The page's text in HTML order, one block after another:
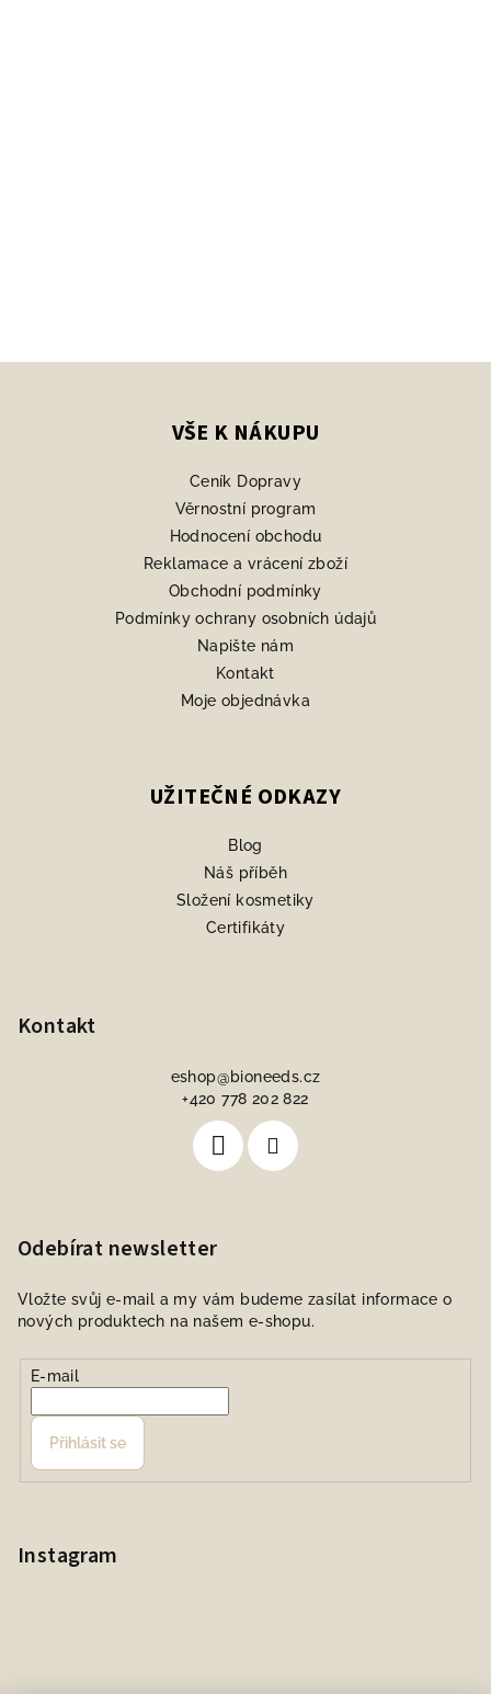
VŠE K NÁKUPU
Ceník Dopravy
Věrnostní program
Hodnocení obchodu
Reklamace a vrácení zboží
Obchodní podmínky
Podmínky ochrany osobních údajů
Napište nám
Kontakt
Moje objednávka
UŽITEČNÉ ODKAZY
Blog
Náš příběh
Složení kosmetiky
Certifikáty
Kontakt
eshop@bioneeds.cz
+420 778 202 822
Odebírat newsletter
Vložte svůj e-mail a my vám budeme zasílat informace o
nových produktech na našem e-shopu.
E-mail
Přihlásit se
Instagram